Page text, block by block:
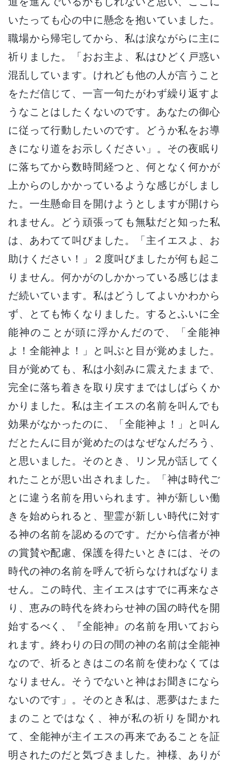
いたっても心の中に懸念を抱いていました。
職場から帰宅してから、私は涙ながらに主に
祈りました。「おお主よ、私はひどく戸惑い
混乱しています。けれども他の人が言うこと
をただ信じて、一言一句たがわず繰り返すよ
うなことはしたくないのです。あなたの御心
に従って行動したいのです。どうか私をお導
きになり道をお示しください」。その夜眠り
に落ちてから数時間経つと、何となく何かが
上からのしかかっているような感じがしまし
た。一生懸命目を開けようとしますが開けら
れません。どう頑張っても無駄だと知った私
は、あわてて叫びました。「主イエスよ、お
助けください！」２度叫びましたが何も起こ
りません。何かがのしかかっている感じはま
だ続いています。私はどうしてよいかわから
ず、とても怖くなりました。するとふいに全
能神のことが頭に浮かんだので、「全能神
よ！全能神よ！」と叫ぶと目が覚めました。
目が覚めても、私は小刻みに震えたままで、
完全に落ち着きを取り戻すまではしばらくか
かりました。私は主イエスの名前を叫んでも
効果がなかったのに、「全能神よ！」と叫ん
だとたんに目が覚めたのはなぜなんだろう、
と思いました。そのとき、リン兄が話してく
れたことが思い出されました。「神は時代ご
とに違う名前を用いられます。神が新しい働
きを始められると、聖霊が新しい時代に対す
る神の名前を認めるのです。だから信者が神
の賞賛や配慮、保護を得たいときには、その
時代の神の名前を呼んで祈らなければなりま
せん。この時代、主イエスはすでに再来なさ
り、恵みの時代を終わらせ神の国の時代を開
始するべく、『全能神』の名前を用いておら
れます。終わりの日の間の神の名前は全能神
なので、祈るときはこの名前を使わなくては
なりません。そうでないと神はお聞きになら
ないのです」。そのとき私は、悪夢はたまた
まのことではなく、神が私の祈りを聞かれ
て、全能神が主イエスの再来であることを証
明されたのだと気づきました。神様、ありが